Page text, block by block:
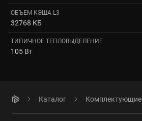
ОБЪЕМ КЭША L3
32768 КБ
ТИПИЧНОЕ ТЕПЛОВЫДЕЛЕНИЕ
105 Вт
Каталог Комплектующие